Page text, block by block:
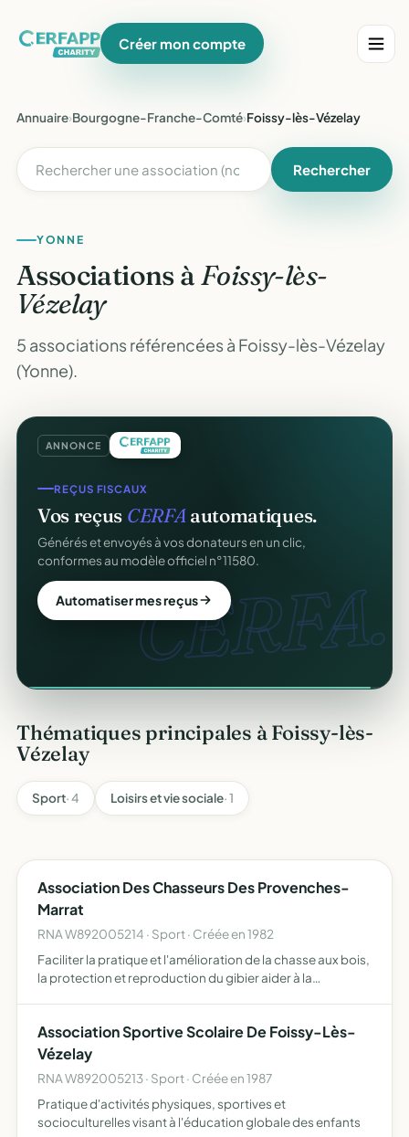
Créer mon compte
Annuaire›Bourgogne-Franche-Comté›Foissy-lès-Vézelay
Rechercher
YONNE
Associations àFoissy-lès-
Vézelay
5 associations référencées à Foissy-lès-Vézelay
(Yonne).
ANNONCE
CERFA.
REÇUS FISCAUX
Vos reçus CERFAautomatiques.
Générés et envoyés à vos donateurs en un clic,
conformes au modèle officiel n°11580.
Automatiser mes reçus
COLLECTE DE DONS
Collectez des donsen ligne.
Campagnes, paiement sécurisé, reçu fiscal instantané
pour chaque donateur. 100 % gratuit.
Lancer ma collecte
Thématiques principales à Foissy-lès-
Vézelay
Sport· 4 Loisirs et vie sociale· 1
Association Des Chasseurs Des Provenches-
Marrat
RNA W892005214 · Sport · Créée en 1982
Faciliter la pratique et l'amélioration de la chasse aux bois,
la protection et reproduction du gibier aider à la
Association Sportive Scolaire De Foissy-Lès-
Vézelay
RNA W892005213 · Sport · Créée en 1987
Pratique d'activités physiques, sportives et
socioculturelles visant à l'éducation globale des enfants